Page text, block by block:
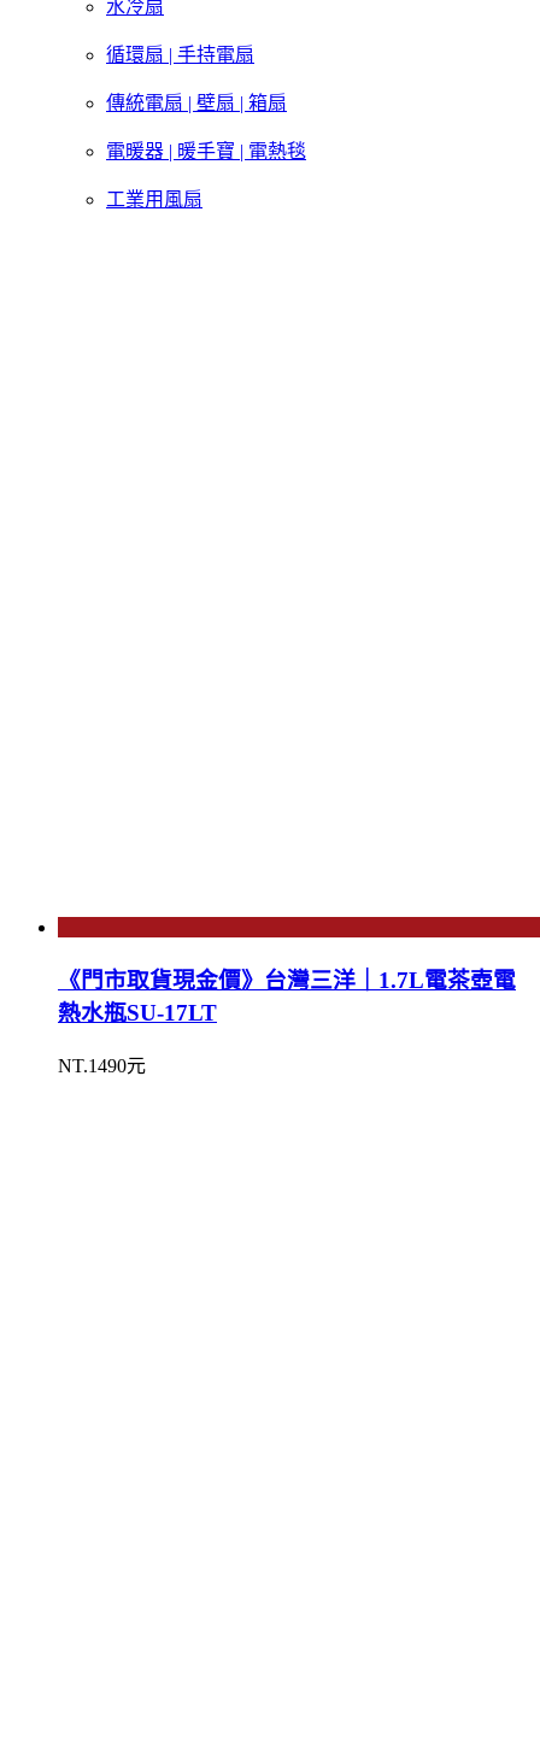
水冷扇
循環扇 | 手持電扇
傳統電扇 | 壁扇 | 箱扇
電暖器 | 暖手寶 | 電熱毯
工業用風扇
《門市取貨現金價》台灣三洋｜1.7L電茶壺電
熱水瓶SU-17LT
NT.1490元